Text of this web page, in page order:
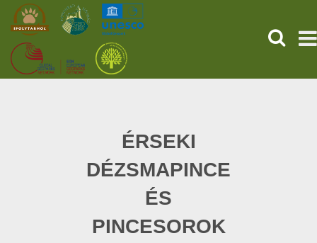
STAROVEKÉ POMPEJE
HĽADAŤ
ÉRSEKI
DÉZSMAPINCE
ÉS
PINCESOROK